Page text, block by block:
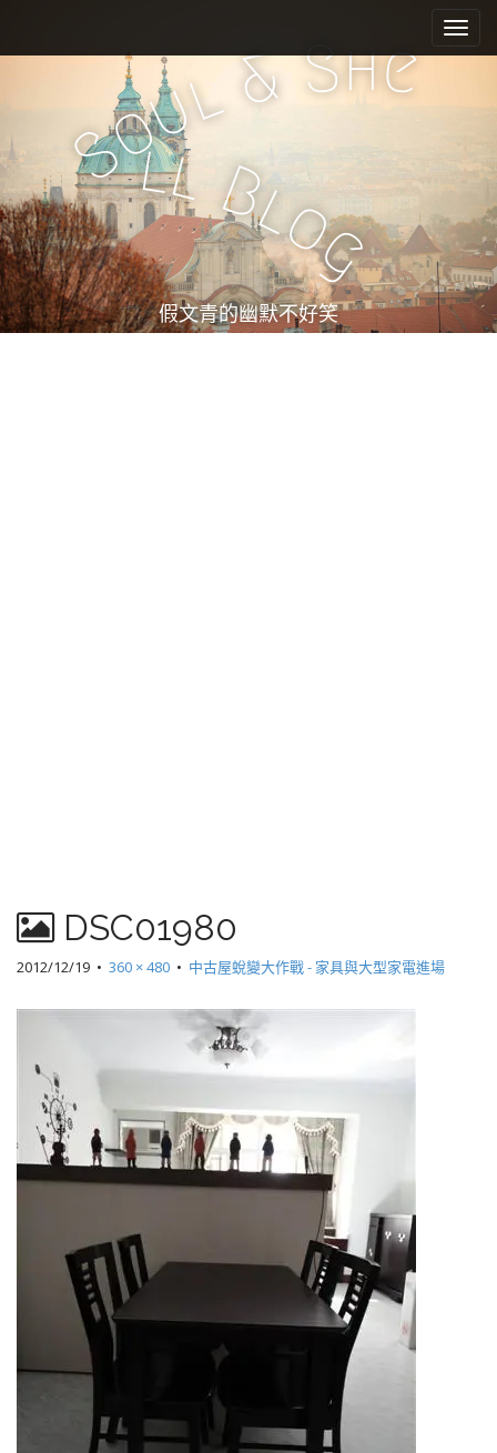
e
n
u
i
c
n
t
e
n
t
Soul&She
ll Bl
og
假文青的幽默不好笑
DSC01980
2012/12/19 • 360 × 480 • 中古屋蛻變大作戰 - 家具與大型家電進場